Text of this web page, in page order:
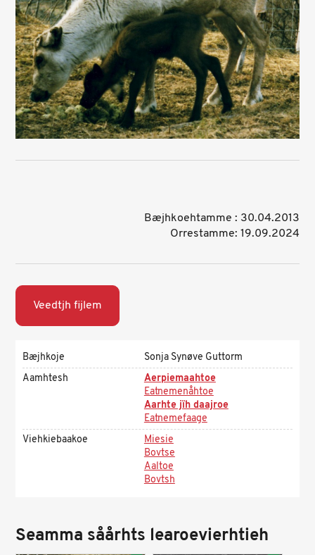
Bæjhkoehtamme : 30.04.2013
Orrestamme: 19.09.2024
Veedtjh fijlem
Bæjhkoje
Sonja Synøve Guttorm
Aamhtesh
Aerpiemaahtoe
Eatnemenåhtoe
Aarhte jïh daajroe
Eatnemefaage
Viehkiebaakoe
Miesie
Bovtse
Aaltoe
Bovtsh
Seamma såårhts learoevierhtieh